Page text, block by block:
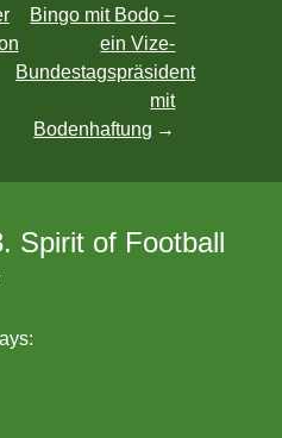
Bingo mit Bodo –
ein Vize-
Bundestagspräsident
mit
Bodenhaftung
Spirit of Football